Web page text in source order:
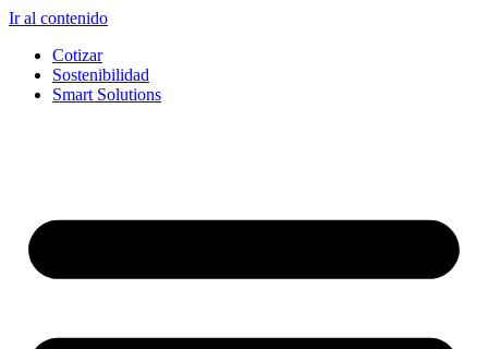
Ir al contenido
Cotizar
Sostenibilidad
Smart Solutions